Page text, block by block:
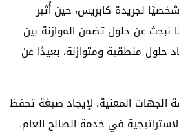
لجريدة كابريس، حين أُثير
نبحث عن حلول تضمن الموازنة بين
حلول منطقية ومتوازنة، بعيدًا عن
المعنية، لإيجاد صيغة تحفظ
في خدمة الصالح العام.